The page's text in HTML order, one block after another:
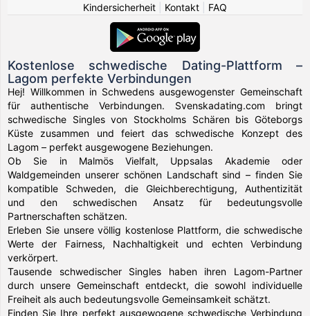
Kindersicherheit
Kontakt FAQ
Kostenlose schwedische Dating-Plattform –
Lagom perfekte Verbindungen
Hej! Willkommen in Schwedens ausgewogenster Gemeinschaft
für authentische Verbindungen. Svenskadating.com bringt
schwedische Singles von Stockholms Schären bis Göteborgs
Küste zusammen und feiert das schwedische Konzept des
Lagom – perfekt ausgewogene Beziehungen.
Ob Sie in Malmös Vielfalt, Uppsalas Akademie oder
Waldgemeinden unserer schönen Landschaft sind – finden Sie
kompatible Schweden, die Gleichberechtigung, Authentizität
und den schwedischen Ansatz für bedeutungsvolle
Partnerschaften schätzen.
Erleben Sie unsere völlig kostenlose Plattform, die schwedische
Werte der Fairness, Nachhaltigkeit und echten Verbindung
verkörpert.
Tausende schwedischer Singles haben ihren Lagom-Partner
durch unsere Gemeinschaft entdeckt, die sowohl individuelle
Freiheit als auch bedeutungsvolle Gemeinsamkeit schätzt.
Finden Sie Ihre perfekt ausgewogene schwedische Verbindung